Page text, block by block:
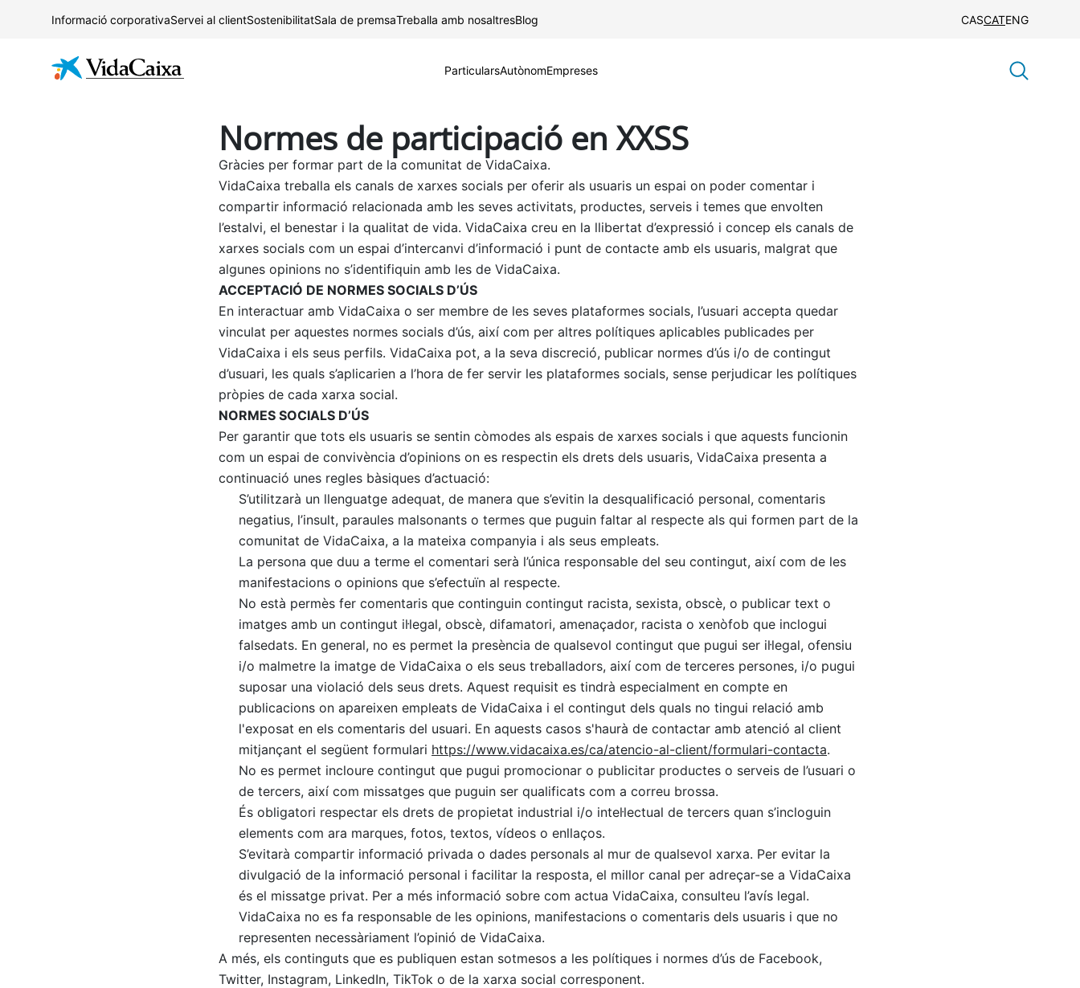
Salta al contingut principal
Informació corporativaServei al clientSostenibilitatSala de premsaTreballa amb nosaltresBlog CASCATENG
ParticularsAutònomEmpreses
Normes de participació en XXSS
Gràcies per formar part de la comunitat de VidaCaixa.
VidaCaixa treballa els canals de xarxes socials per oferir als usuaris un espai on poder comentar i
compartir informació relacionada amb les seves activitats, productes, serveis i temes que envolten
l’estalvi, el benestar i la qualitat de vida. VidaCaixa creu en la llibertat d’expressió i concep els canals de
xarxes socials com un espai d’intercanvi d’informació i punt de contacte amb els usuaris, malgrat que
algunes opinions no s’identifiquin amb les de VidaCaixa.
ACCEPTACIÓ DE NORMES SOCIALS D’ÚS
En interactuar amb VidaCaixa o ser membre de les seves plataformes socials, l’usuari accepta quedar
vinculat per aquestes normes socials d’ús, així com per altres polítiques aplicables publicades per
VidaCaixa i els seus perfils. VidaCaixa pot, a la seva discreció, publicar normes d’ús i/o de contingut
d’usuari, les quals s’aplicarien a l’hora de fer servir les plataformes socials, sense perjudicar les polítiques
pròpies de cada xarxa social.
NORMES SOCIALS D’ÚS
Per garantir que tots els usuaris se sentin còmodes als espais de xarxes socials i que aquests funcionin
com un espai de convivència d’opinions on es respectin els drets dels usuaris, VidaCaixa presenta a
continuació unes regles bàsiques d’actuació:
S’utilitzarà un llenguatge adequat, de manera que s’evitin la desqualificació personal, comentaris
negatius, l’insult, paraules malsonants o termes que puguin faltar al respecte als qui formen part de la
comunitat de VidaCaixa, a la mateixa companyia i als seus empleats.
La persona que duu a terme el comentari serà l’única responsable del seu contingut, així com de les
manifestacions o opinions que s’efectuïn al respecte.
No està permès fer comentaris que continguin contingut racista, sexista, obscè, o publicar text o
imatges amb un contingut il·legal, obscè, difamatori, amenaçador, racista o xenòfob que inclogui
falsedats. En general, no es permet la presència de qualsevol contingut que pugui ser il·legal, ofensiu
i/o malmetre la imatge de VidaCaixa o els seus treballadors, així com de terceres persones, i/o pugui
suposar una violació dels seus drets. Aquest requisit es tindrà especialment en compte en
publicacions on apareixen empleats de VidaCaixa i el contingut dels quals no tingui relació amb
l'exposat en els comentaris del usuari. En aquests casos s'haurà de contactar amb atenció al client
mitjançant el següent formulari https://www.vidacaixa.es/ca/atencio-al-client/formulari-contacta.
No es permet incloure contingut que pugui promocionar o publicitar productes o serveis de l’usuari o
de tercers, així com missatges que puguin ser qualificats com a correu brossa.
És obligatori respectar els drets de propietat industrial i/o intel·lectual de tercers quan s’incloguin
elements com ara marques, fotos, textos, vídeos o enllaços.
S’evitarà compartir informació privada o dades personals al mur de qualsevol xarxa. Per evitar la
divulgació de la informació personal i facilitar la resposta, el millor canal per adreçar-se a VidaCaixa
és el missatge privat. Per a més informació sobre com actua VidaCaixa, consulteu l’avís legal.
VidaCaixa no es fa responsable de les opinions, manifestacions o comentaris dels usuaris i que no
representen necessàriament l’opinió de VidaCaixa.
A més, els continguts que es publiquen estan sotmesos a les polítiques i normes d’ús de Facebook,
Twitter, Instagram, LinkedIn, TikTok o de la xarxa social corresponent.